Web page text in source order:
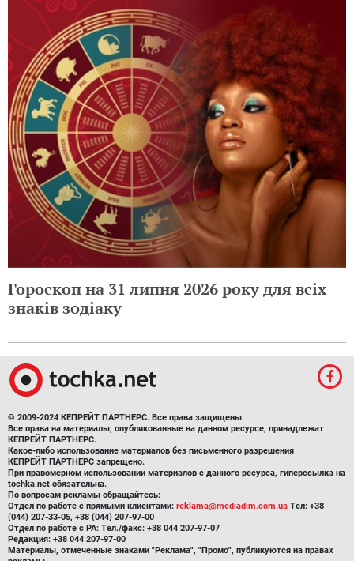
Гороскоп на 31 липня 2026 року для всіх
знаків зодіаку
© 2009-2024 КЕПРЕЙТ ПАРТНЕРС. Все права защищены.
Все права на материалы, опубликованные на данном ресурсе, принадлежат
КЕПРЕЙТ ПАРТНЕРС.
Какое-либо использование материалов без письменного разрешения
КЕПРЕЙТ ПАРТНЕРС запрещено.
При правомерном использовании материалов с данного ресурса, гиперссылка на
tochka.net обязательна.
По вопросам рекламы обращайтесь:
Отдел по работе с прямыми клиентами: reklama@mediadim.com.ua Тел: +38
(044) 207-33-05, +38 (044) 207-97-00
Отдел по работе с РА: Тел./факс: +38 044 207-97-07
Редакция: +38 044 207-97-00
Материалы, отмеченные знаками "Реклама", "Промо", публикуются на правах